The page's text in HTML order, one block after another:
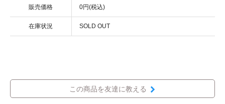
販売価格 0円(税込)
在庫状況 SOLD OUT
この商品を友達に教える